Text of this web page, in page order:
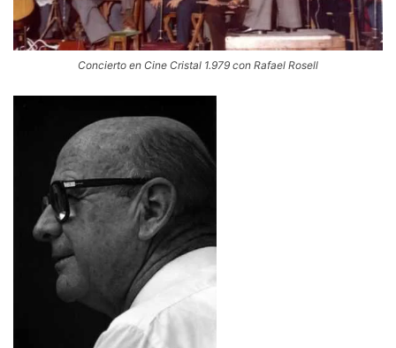
Concierto en Cine Cristal 1.979 con Rafael Rosell